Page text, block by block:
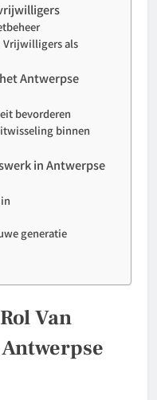
Vrijwilligers als
Antwerpse
bevorderen
binnen
in Antwerpse
generatie
Van